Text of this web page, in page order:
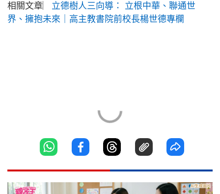
相關文章︳ 立德樹人三向導： 立根中華、聯通世
界、擁抱未來｜高主教書院前校長楊世德專欄